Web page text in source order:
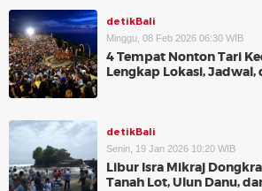
detikBali
Minggu, 08 Feb 2026 06:30 WIB
4 Tempat Nonton Tari
Lengkap Lokasi, Jadwal,
detikBali
Senin, 19 Jan 2026 10:20 WIB
Libur Isra Mikraj
Tanah Lot, Ulun Danu,